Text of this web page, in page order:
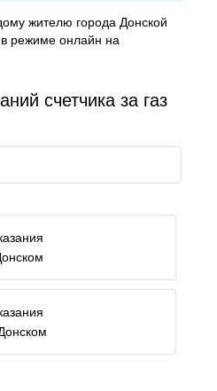
жителю города Донской
режиме онлайн на
счетчика за газ